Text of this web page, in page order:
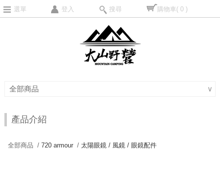
選單 登入 搜尋 購物車( 0 )
全部商品 ∨
產品介紹
全部商品 /720 armour /太陽眼鏡 / 風鏡 / 眼鏡配件